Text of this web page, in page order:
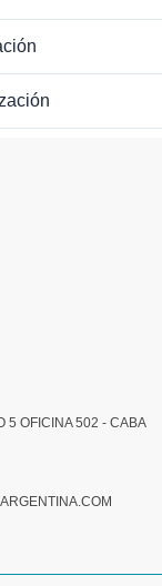
5 OFICINA 502 - CABA